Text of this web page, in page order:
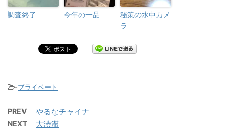
調査終了 今年の一品
秘策の水中カメ
ラ
-プライベート
PREV やるなチャイナ
NEXT 大渋滞